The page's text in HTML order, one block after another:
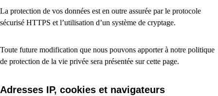
La protection de vos données est en outre assurée par le protocole
sécurisé HTTPS et l’utilisation d’un système de cryptage.
Toute future modification que nous pouvons apporter à notre politique
de protection de la vie privée sera présentée sur cette page.
Adresses IP, cookies et navigateurs